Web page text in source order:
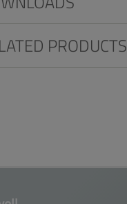
PRODUCTS